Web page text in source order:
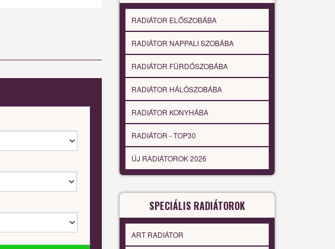
RADIÁTOR ELŐSZOBÁBA
RADIÁTOR NAPPALI SZOBÁBA
RADIÁTOR FÜRDŐSZOBÁBA
RADIÁTOR HÁLÓSZOBÁBA
RADIÁTOR KONYHÁBA
RADIÁTOR - TOP30
ÚJ RADIÁTOROK 2026
SPECIÁLIS RADIÁTOROK
ART RADIÁTOR